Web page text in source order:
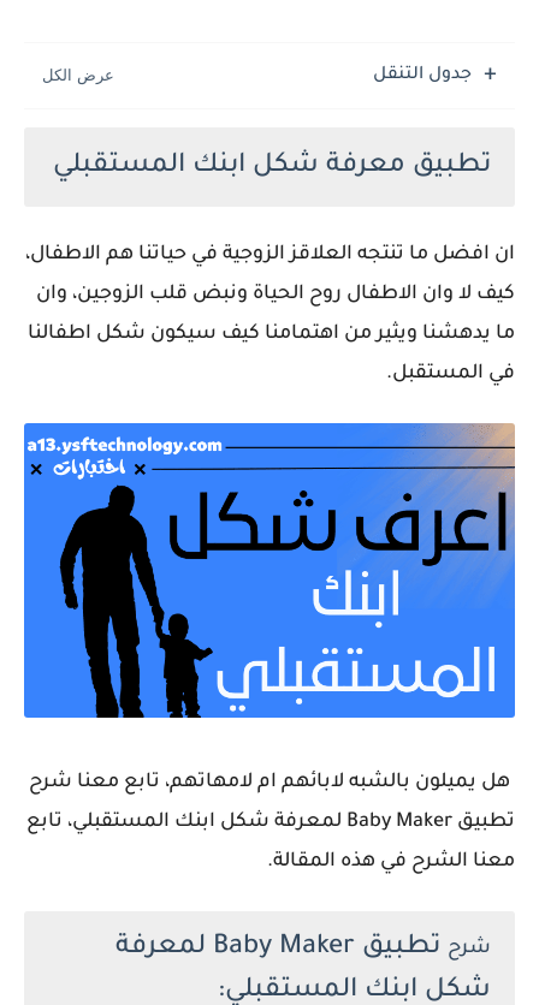
جدول التنقل
تطبيق معرفة شكل ابنك المستقبلي
ان افضل ما تنتجه العلاقز الزوجية في حياتنا هم الاطفال،
كيف لا وان الاطفال روح الحياة ونبض قلب الزوجين، وان
ما يدهشنا ويثير من اهتمامنا كيف سيكون شكل اطفالنا
في المستقبل.
هل يميلون بالشبه لابائهم ام لامهاتهم، تابع معنا شرح
تطبيق Baby Maker لمعرفة شكل ابنك المستقبلي، تابع
معنا الشرح في هذه المقالة.
شرح
تطبيق Baby Maker لمعرفة
شكل ابنك المستقبلي: